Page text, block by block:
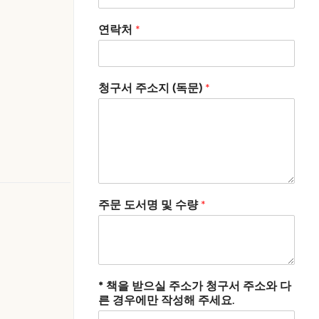
연락처 *
청구서 주소지 (독문) *
주문 도서명 및 수량 *
* 책을 받으실 주소가 청구서 주소와 다
른 경우에만 작성해 주세요.